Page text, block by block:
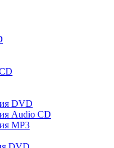
DVD
Audio CD
MP3